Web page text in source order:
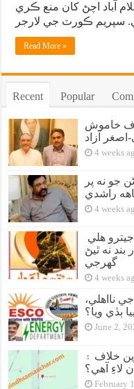
آباد اچڻ کان منع ڪري
Read More »
Recent Popular
خاموش
اصغر آزاد
4 weeks
جو نه پر
راشدي
4 weeks
نه ٿيڻ
گهرجي
4 weeks
نااهلي،
June 2,
خلاف ۽
لاءِ آهي؟
February